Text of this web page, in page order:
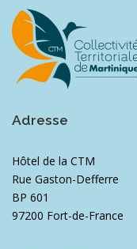
Adresse
Hôtel de la CTM
Rue Gaston-Defferre
BP 601
97200 Fort-de-France